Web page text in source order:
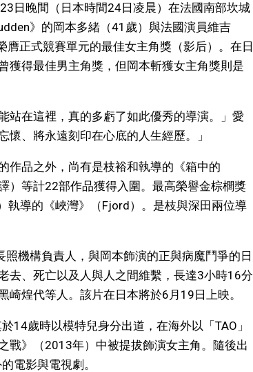
東京
編輯部通知
日晚間（日本時間24日凌晨）在法國南部坎城
》的岡本多緒（41歲）與法國演員維吉
正式競賽單元的最佳女主角獎（影后）。在日
獲得最佳男主角獎，但岡本斬獲女主角獎則是
站在這裡，真的多虧了如此優秀的導演。」愛
、將永遠刻印在心底的人生經歷。」
作品之外，尚有是枝裕和執導的《箱中的
）等計22部作品獲得入圍。最高榮譽金棕櫚獎
執導的《峽灣》（Fjord）。是枝與深田兩位導
照機構負責人，與岡本飾演的正與病魔鬥爭的日
去、死亡以及人與人之間維繫，長達3小時16分
煌代等人。該片在日本將於6月19日上映。
14歲時以模特兒身分出道，在海外以「TAO」
戰》（2013年）中被提拔飾演女主角。隨後出
電影與電視劇。